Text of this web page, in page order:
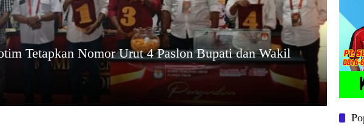
Tetapkan Nomor Urut 4 Paslon Bupati dan Wakil